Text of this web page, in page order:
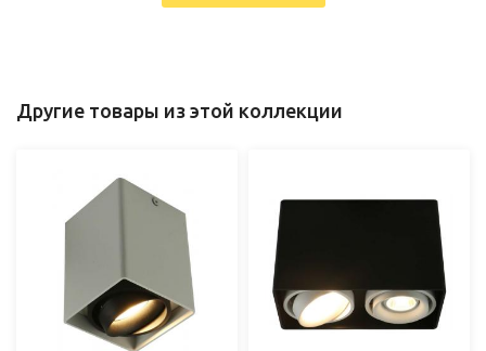
Другие товары из этой коллекции